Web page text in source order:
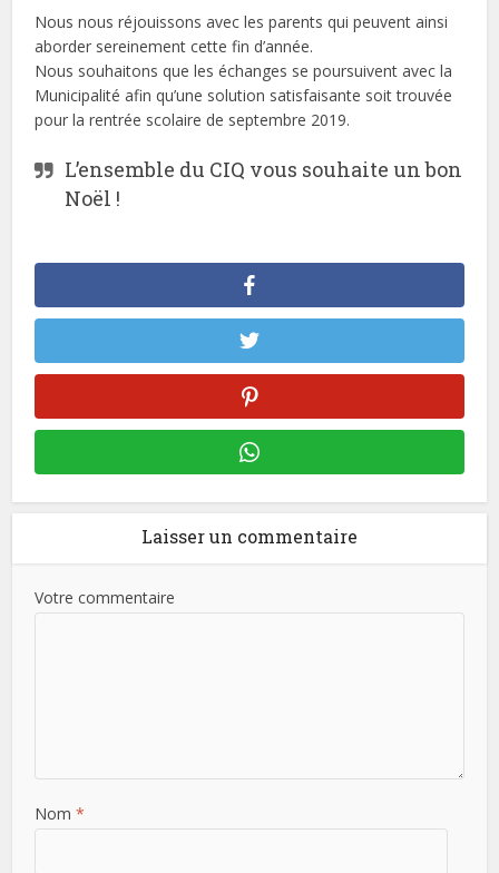
Nous nous réjouissons avec les parents qui peuvent ainsi
aborder sereinement cette fin d’année.
Nous souhaitons que les échanges se poursuivent avec la
Municipalité afin qu’une solution satisfaisante soit trouvée
pour la rentrée scolaire de septembre 2019.
L’ensemble du CIQ vous souhaite un bon
Noël !
Laisser un commentaire
Votre commentaire
Nom*